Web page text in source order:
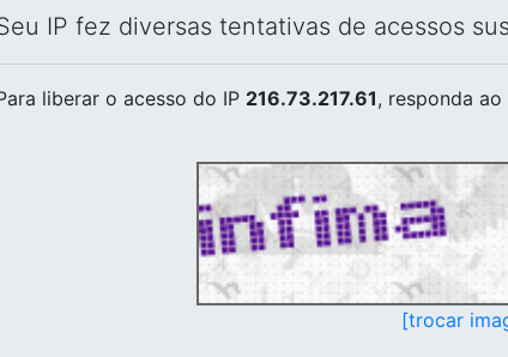
IP fez diversas tentativas de acessos
liberar o acesso do IP 216.73.217.61, responda
[trocar